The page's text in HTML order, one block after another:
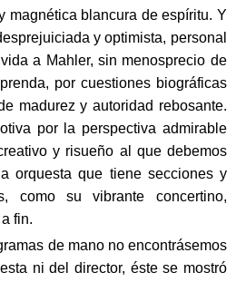
magnética blancura de espíritu. Y
y optimista, personal
a Mahler, sin menosprecio de
por cuestiones biográficas
madurez y autoridad rebosante.
por la perspectiva admirable
y risueño al que debemos
orquesta que tiene secciones y
como su vibrante concertino,
fin.
de mano no encontrásemos
ni del director, éste se mostró